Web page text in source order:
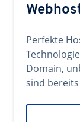
Perfekte
Domain,
sind